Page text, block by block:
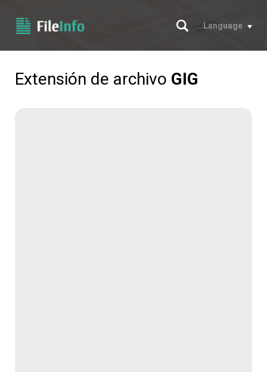
Buscar
Language
Extensión de archivo GIG